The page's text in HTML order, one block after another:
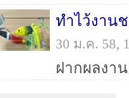
ทำไว้งาน
30 ม.ค. 58,